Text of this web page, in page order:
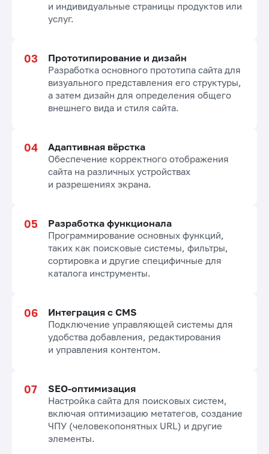
и индивидуальные страницы продуктов или
услуг.
Прототипирование и дизайн
Разработка основного прототипа сайта для
визуального представления его структуры,
а затем дизайн для определения общего
внешнего вида и стиля сайта.
Адаптивная вёрстка
Обеспечение корректного отображения
сайта на различных устройствах
и разрешениях экрана.
Разработка функционала
Программирование основных функций,
таких как поисковые системы, фильтры,
сортировка и другие специфичные для
каталога инструменты.
Интеграция с CMS
Подключение управляющей системы для
удобства добавления, редактирования
и управления контентом.
SEO-оптимизация
Настройка сайта для поисковых систем,
включая оптимизацию метатегов, создание
ЧПУ (человекопонятных URL) и другие
элементы.